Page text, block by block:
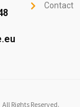
Contact
All Rights Reserved.